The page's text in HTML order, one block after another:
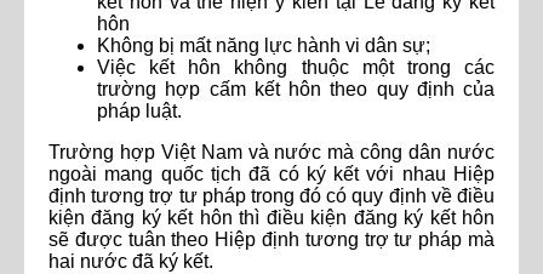
hôn
Không bị mất năng lực hành vi dân sự;
Việc kết hôn không thuộc một trong các
trường hợp cấm kết hôn theo quy định của
pháp luật.
Trường hợp Việt Nam và nước mà công dân nước
ngoài mang quốc tịch đã có ký kết với nhau Hiệp
định tương trợ tư pháp trong đó có quy định về điều
kiện đăng ký kết hôn thì điều kiện đăng ký kết hôn
sẽ được tuân theo Hiệp định tương trợ tư pháp mà
hai nước đã ký kết.